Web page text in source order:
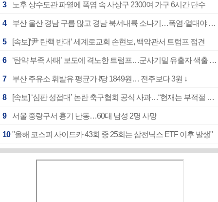
3 노후 상수도관 파열에 폭염 속 사상구 2300여 가구 6시간 단수
4 부산 울산 경남 구름 많고 경남 북서내륙 소나기…폭염·열대야 계속
5 [속보]‘尹 탄핵 반대’ 세계로교회 손현보, 백악관서 트럼프 접견
6 ‘탄약 부족 사태’ 보도에 격노한 트럼프…군사기밀 유출자 색출 지시
7 부산 주유소 휘발유 평균가 ℓ당 1849원… 전주보다 3원 ↓
8 [속보] ‘심판 성접대’ 논란 축구협회 공식 사과…“현재는 부적절 행위 없어”
9 서울 중랑구서 흉기 난동…60대 남성 2명 사망
10 "올해 코스피 사이드카 43회 중 25회는 삼전닉스 ETF 이후 발생"